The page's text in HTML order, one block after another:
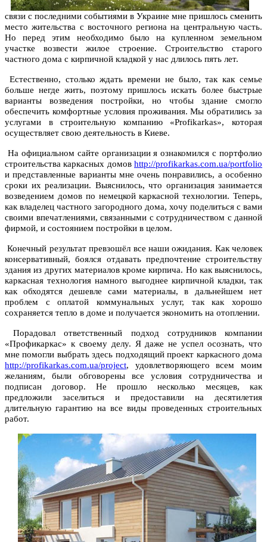
связи с последними событиями в Украине мне пришлось сменить
место жительства с восточного региона на центральную часть.
Но перед этим необходимо было на купленном земельном
участке возвести жилое строение. Строительство старого
частного дома с кирпичной кладкой у нас длилось пять лет.
Естественно, столько ждать времени не было, так как семье
больше негде жить, поэтому пришлось искать более быстрые
варианты возведения постройки, но чтобы здание смогло
обеспечить комфортные условия проживания. Мы обратились за
услугами в строительную компанию «Profikarkas», которая
осуществляет свою деятельность в Киеве.
На официальном сайте организации я ознакомился с портфолио
строительства каркасных домов http://profikarkas.com.ua/portfolio
и представленные варианты мне очень понравились, а особенно
сроки их реализации. Выяснилось, что организация занимается
возведением домов по немецкой каркасной технологии. Теперь,
как владелец частного загородного дома, хочу поделиться с вами
своими впечатлениями, связанными с сотрудничеством с данной
фирмой, и состоянием постройки в целом.
Конечный результат превзошёл все наши ожидания. Как человек
консервативный, боялся отдавать предпочтение строительству
здания из других материалов кроме кирпича. Но как выяснилось,
каркасная технология намного выгоднее кирпичной кладки, так
как обходятся дешевле сами материалы, в дальнейшем нет
проблем с оплатой коммунальных услуг, так как хорошо
сохраняется тепло в доме и получается экономить на отоплении.
Порадовал ответственный подход сотрудников компании
«Профикаркас» к своему делу. Я даже не успел осознать, что
мне помогли выбрать здесь подходящий проект каркасного дома
http://profikarkas.com.ua/project, удовлетворяющего всем моим
желаниям, были обговорены все условия сотрудничества и
подписан договор. Не прошло несколько месяцев, как
предложили заселиться и предоставили на десятилетия
длительную гарантию на все виды проведенных строительных
работ.